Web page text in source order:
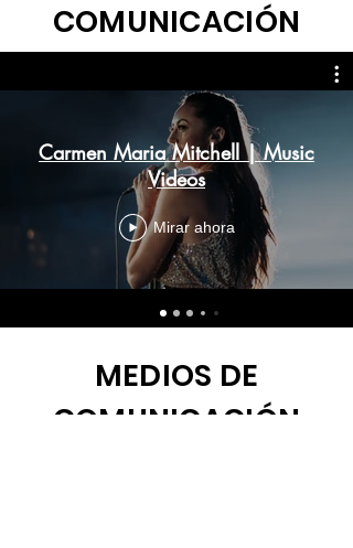
COMUNICACIÓN
Carmen Maria Mitchell | Music
Videos
Mirar ahora
MEDIOS DE
COMUNICACIÓN